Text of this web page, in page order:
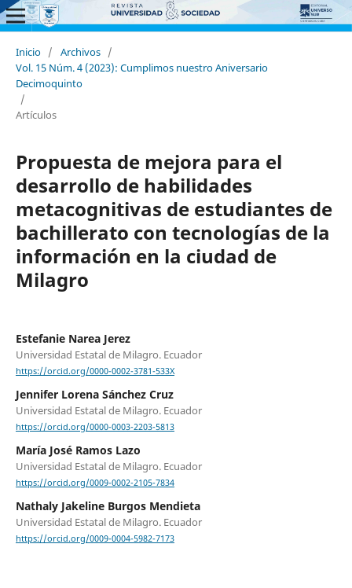
Inicio / Archivos /
Vol. 15 Núm. 4 (2023): Cumplimos nuestro Aniversario
Decimoquinto
/
Artículos
Propuesta de mejora para el
desarrollo de habilidades
metacognitivas de estudiantes de
bachillerato con tecnologías de la
información en la ciudad de
Milagro
Estefanie Narea Jerez
Universidad Estatal de Milagro. Ecuador
https://orcid.org/0000-0002-3781-533X
Jennifer Lorena Sánchez Cruz
Universidad Estatal de Milagro. Ecuador
https://orcid.org/0000-0003-2203-5813
María José Ramos Lazo
Universidad Estatal de Milagro. Ecuador
https://orcid.org/0009-0002-2105-7834
Nathaly Jakeline Burgos Mendieta
Universidad Estatal de Milagro. Ecuador
https://orcid.org/0009-0004-5982-7173